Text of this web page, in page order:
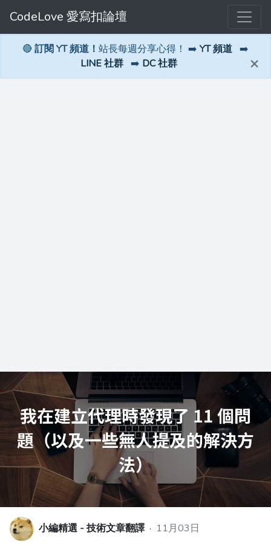
CodeLove 愛寫扣論壇
🔴 訂閱 YT 頻道！ 站長每週分享心得！ ➡️ YT 頻道 ➡️
LINE 社群 ➡️ DC 社群 ×
小編精選 - 技術文章翻譯 · 11月03日